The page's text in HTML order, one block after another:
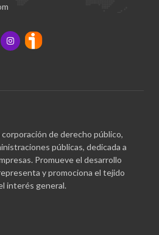
de derecho público,
públicas, dedicada a
Promueve el desarrollo
y promociona el tejido
interés general.